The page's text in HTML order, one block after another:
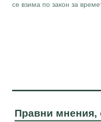
се взима по закон за
Правни мнения,